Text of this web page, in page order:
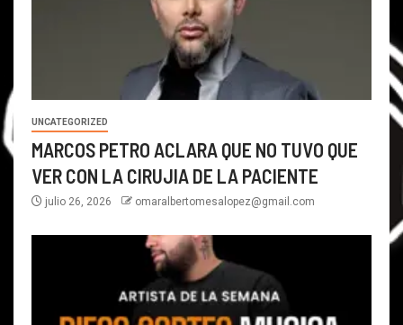
UNCATEGORIZED
MARCOS PETRO ACLARA QUE NO TUVO QUE
VER CON LA CIRUJIA DE LA PACIENTE
julio 26, 2026 omaralbertomesalopez@gmail.com